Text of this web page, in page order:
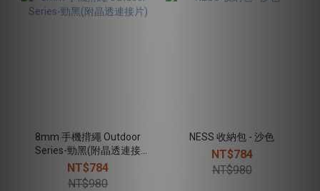
8mm 手機揹繩 Outdoor
Series-勁黑(附晶透連接
片)
NT$784
NT$980
NESS 收納包 - 沙色
NT$784
NT$980